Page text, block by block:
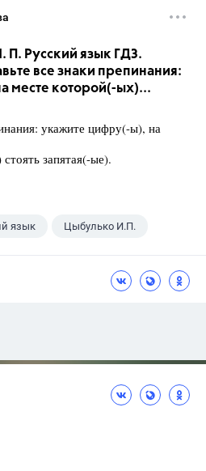
П. Русский язык ГДЗ.
все знаки препинания:
месте которой(-ых)...
укажите цифру(-ы), на
запятая(-ые).
язык Цыбулько И.П.